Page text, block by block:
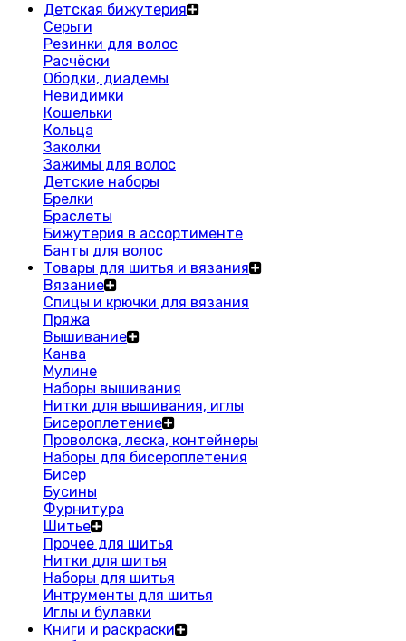
Детская бижутерия
Серьги
Резинки для волос
Расчёски
Ободки, диадемы
Невидимки
Кошельки
Кольца
Заколки
Зажимы для волос
Детские наборы
Брелки
Браслеты
Бижутерия в ассортименте
Банты для волос
Товары для шитья и вязания
Вязание
Спицы и крючки для вязания
Пряжа
Вышивание
Канва
Мулине
Наборы вышивания
Нитки для вышивания, иглы
Бисероплетение
Проволока, леска, контейнеры
Наборы для бисероплетения
Бисер
Бусины
Фурнитура
Шитье
Прочее для шитья
Нитки для шитья
Наборы для шитья
Интрументы для шитья
Иглы и булавки
Книги и раскраски